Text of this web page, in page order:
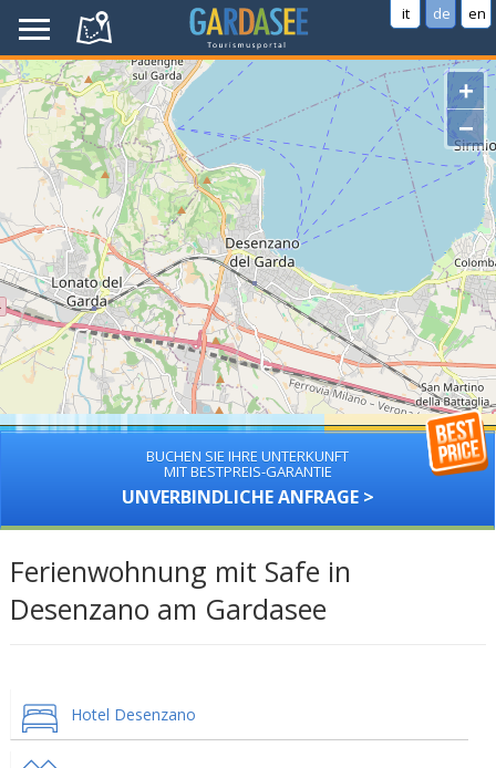
it de en
+
−
BUCHEN SIE IHRE UNTERKUNFT
MIT BESTPREIS-GARANTIE
UNVERBINDLICHE ANFRAGE >
Ferienwohnung mit Safe in
Desenzano am Gardasee
Hotel Desenzano